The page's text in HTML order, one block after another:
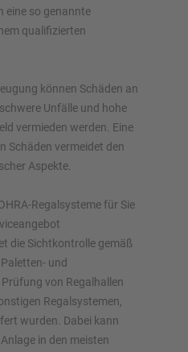
eine so genannte
qualifizierten
können Schäden an
Unfälle und hohe
vermieden werden. Eine
Schäden vermeidet den
Aspekte.
Regalsysteme für Sie
die Sichtkontrolle gemäß
und
von Regalhallen
Regalsystemen,
wurden. Dabei kann
in den meisten